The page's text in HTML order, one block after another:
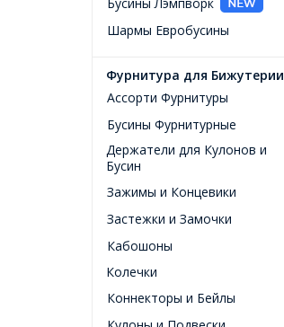
Шармы Евробусины
Фурнитура для Бижутерии
Ассорти Фурнитуры
Бусины Фурнитурные
Держатели для Кулонов и
Бусин
Зажимы и Концевики
Застежки и Замочки
Кабошоны
Колечки
Коннекторы и Бейлы